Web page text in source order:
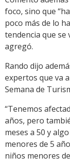
foco, sino que
poco más de lo
tendencia que se
agregó.
Rando dijo
expertos que va
Semana de
“Tenemos
años, pero
meses a 50 y
menores de 5
niños menores